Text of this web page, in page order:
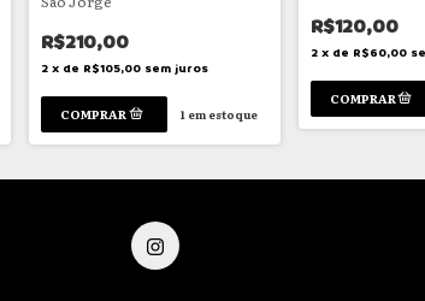
R$210,00
2 x de R$105,00 sem juros
1 em estoque
R$120,00
2 x de R$60,00